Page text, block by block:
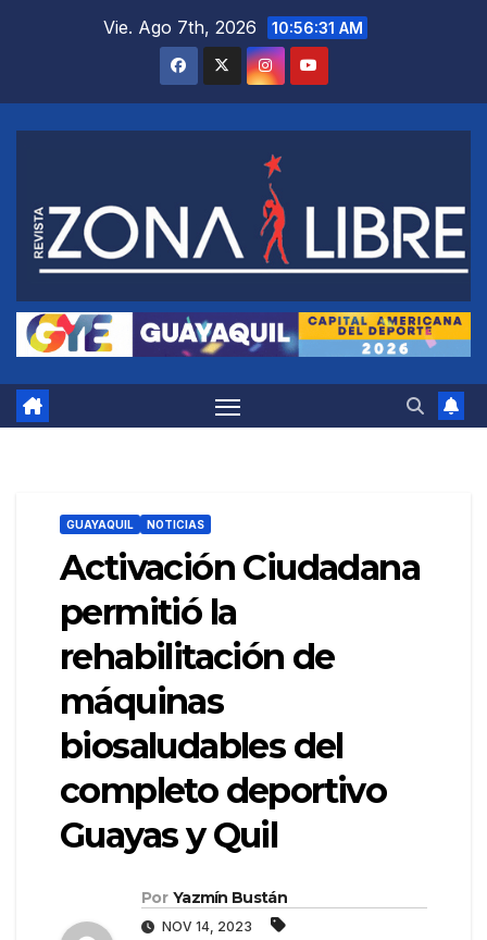
Vie. Ago 7th, 2026 10:56:32 AM
GUAYAQUIL NOTICIAS
Activación Ciudadana
permitió la
rehabilitación de
máquinas
biosaludables del
completo deportivo
Guayas y Quil
Por Yazmín Bustán
NOV 14, 2023